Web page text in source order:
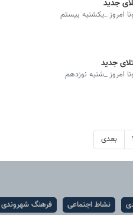
امروز _یکشنبه بیستم
امروز _شنبه نوزدهم
بعدی
نشاط اجتماعی فرهنگ شهروندی